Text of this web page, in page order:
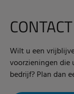
Wilt u een
voorzieningen
bedrijf? Plan dan